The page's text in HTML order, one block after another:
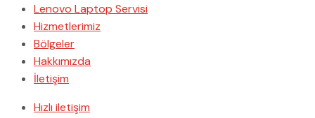
Lenovo Laptop Servisi
Hizmetlerimiz
Bölgeler
Hakkımızda
İletişim
Hızlı iletişim